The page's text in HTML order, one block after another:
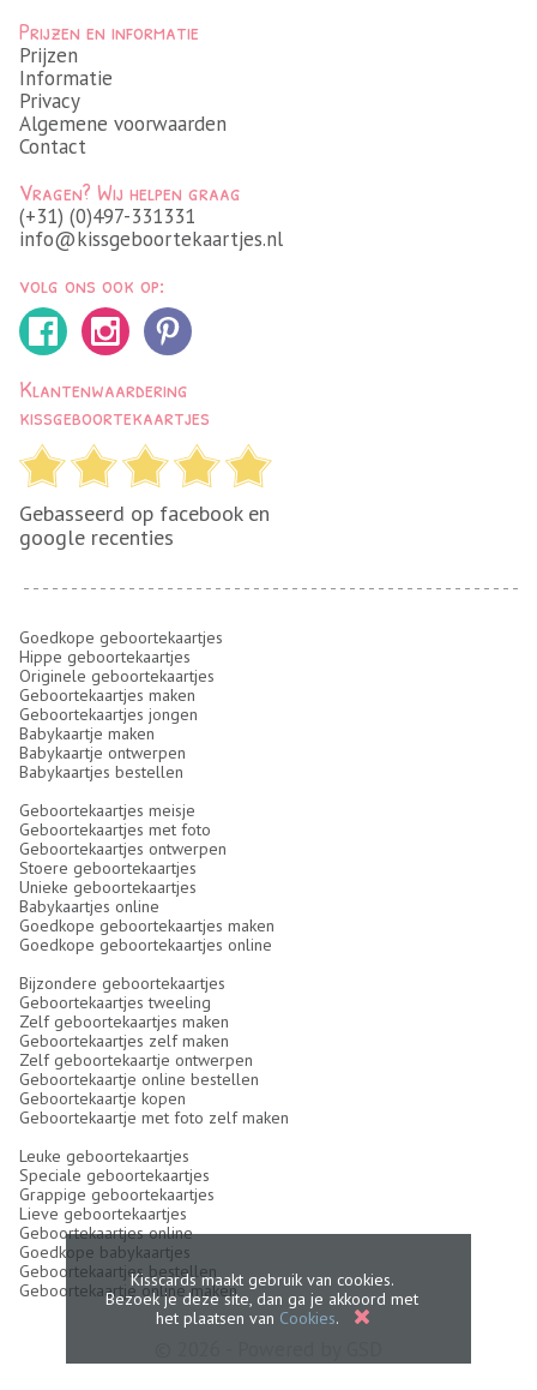
Prijzen en informatie
Prijzen
Informatie
Privacy
Algemene voorwaarden
Contact
Vragen? Wij helpen graag
(+31) (0)497-331331
info@kissgeboortekaartjes.nl
volg ons ook op:
Klantenwaardering
kissgeboortekaartjes
Gebasseerd op facebook en
google recenties
Goedkope geboortekaartjes
Hippe geboortekaartjes
Originele geboortekaartjes
Geboortekaartjes maken
Geboortekaartjes jongen
Babykaartje maken
Babykaartje ontwerpen
Babykaartjes bestellen
Geboortekaartjes meisje
Geboortekaartjes met foto
Geboortekaartjes ontwerpen
Stoere geboortekaartjes
Unieke geboortekaartjes
Babykaartjes online
Goedkope geboortekaartjes maken
Goedkope geboortekaartjes online
Bijzondere geboortekaartjes
Geboortekaartjes tweeling
Zelf geboortekaartjes maken
Geboortekaartjes zelf maken
Zelf geboortekaartje ontwerpen
Geboortekaartje online bestellen
Geboortekaartje kopen
Geboortekaartje met foto zelf maken
Leuke geboortekaartjes
Speciale geboortekaartjes
Grappige geboortekaartjes
Lieve geboortekaartjes
Geboortekaartjes online
Goedkope babykaartjes
Geboortekaartjes bestellen
Geboortekaartje online makenKisscards maakt gebruik van cookies.
Bezoek je deze site, dan ga je akkoord met
het plaatsen van Cookies.